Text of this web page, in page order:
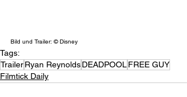
Bild und Trailer: © Disney
Tags:
TrailerRyan ReynoldsDEADPOOLFREE GUY
Filmtick Daily